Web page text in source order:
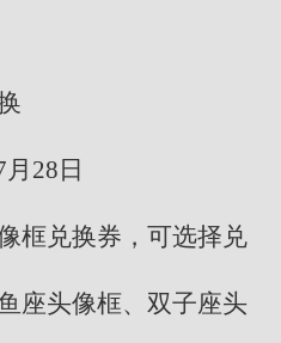
28日
框兑换券，可选择兑
座头像框、双子座头